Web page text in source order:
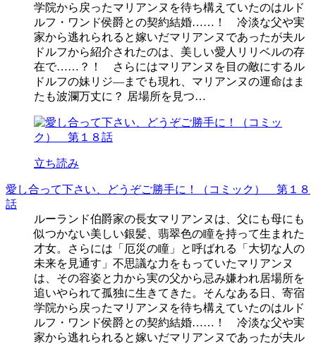
学院から戻ったマリアンヌを待ち構えていたのはルド
ルフ・ワンド侯爵との契約結婚……！ 冷淡な父や実
家から逃れられると嫁いだマリアンヌであったが夫ル
ドルフから紹介されたのは、美しい愛人リリベルの存
在で……？！ さらにはマリアンヌを目の敵にするル
ドルフの妹リジ―までも現れ、マリアンヌの運命はま
たも波瀾万丈に？ 居場所を見つ…
立ち読み
愛し合って下さい、どうぞご勝手に！（コミック） 第１８
話
ルーランド伯爵家の長女マリアンヌは、父にも母にも
似つかない美しい銀髪、翡翠色の瞳を持って生まれた
才女。さらには「厄災の瞳」と呼ばれる「大切な人の
未来を見通す」不思議な力をもっていたマリアンヌ
は、その容姿と力から実の父から忌み嫌われ居場所を
追いやられて孤独に生きてきた。そんなある日、寄宿
学院から戻ったマリアンヌを待ち構えていたのはルド
ルフ・ワンド侯爵との契約結婚……！ 冷淡な父や実
家から逃れられると嫁いだマリアンヌであったが夫ル